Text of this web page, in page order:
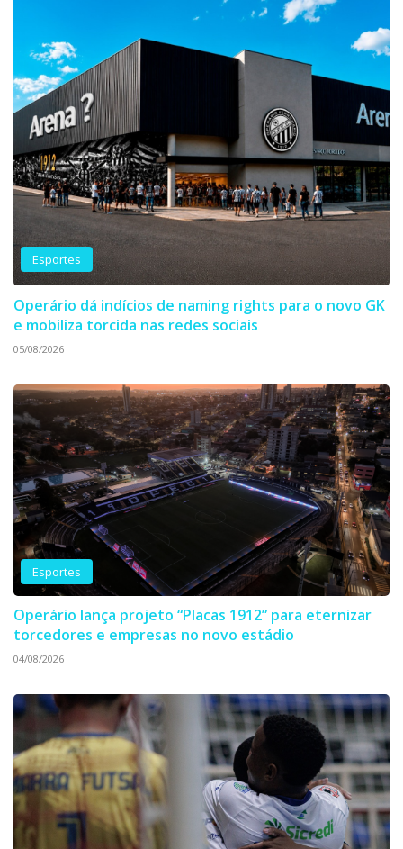
Esportes
Operário dá indícios de naming rights para o novo GK
e mobiliza torcida nas redes sociais
05/08/2026
Esportes
Operário lança projeto “Placas 1912” para eternizar
torcedores e empresas no novo estádio
04/08/2026